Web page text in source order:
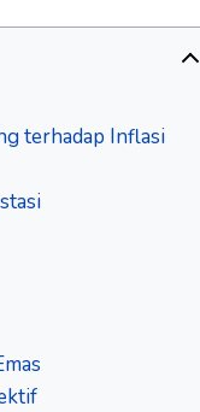
terhadap Inflasi